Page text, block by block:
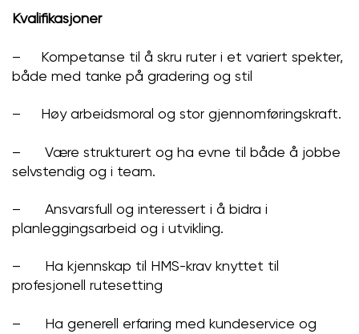
Kvalifikasjoner
– Kompetanse til å skru ruter i et variert spekter,
både med tanke på gradering og stil
– Høy arbeidsmoral og stor gjennomføringskraft.
– Være strukturert og ha evne til både å jobbe
selvstendig og i team.
– Ansvarsfull og interessert i å bidra i
planleggingsarbeid og i utvikling.
– Ha kjennskap til HMS-krav knyttet til
profesjonell rutesetting
– Ha generell erfaring med kundeservice og